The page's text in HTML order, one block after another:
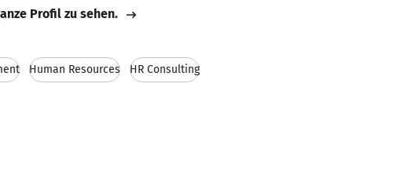
Profil zu sehen.
Human Resources HR Consulting